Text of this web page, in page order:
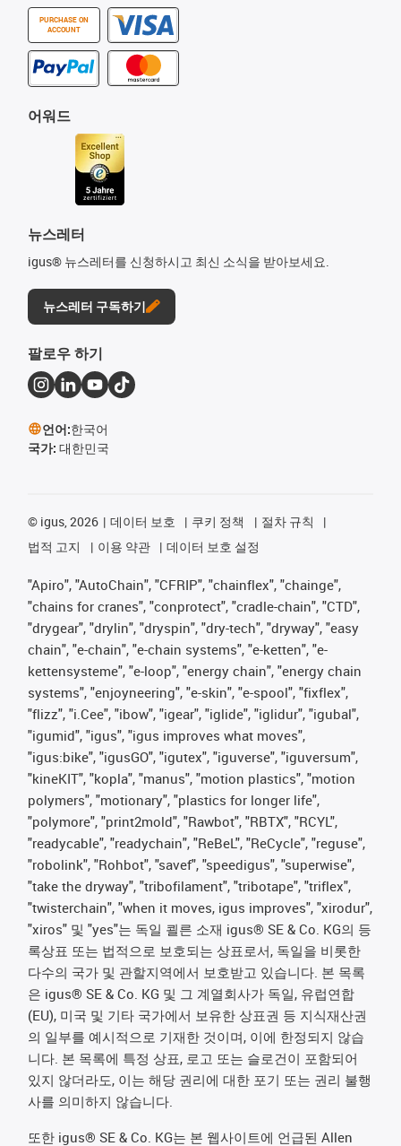
PURCHASE ON
ACCOUNT
어워드
뉴스레터
igus® 뉴스레터를 신청하시고 최신 소식을 받아보세요.
뉴스레터 구독하기
팔로우 하기
언어:한국어
국가: 대한민국
© igus, 2026 데이터 보호 쿠키 정책
절차 규칙
법적 고지
이용 약관 데이터 보호 설정
"Apiro", "AutoChain", "CFRIP", "chainflex", "chainge",
"chains for cranes", "conprotect", "cradle-chain", "CTD",
"drygear", "drylin", "dryspin", "dry-tech", "dryway", "easy
chain", "e-chain", "e-chain systems", "e-ketten", "e-
kettensysteme", "e-loop", "energy chain", "energy chain
systems", "enjoyneering", "e-skin", "e-spool", "fixflex",
"flizz", "i.Cee", "ibow", "igear", "iglide", "iglidur", "igubal",
"igumid", "igus", "igus improves what moves",
"igus:bike", "igusGO", "igutex", "iguverse", "iguversum",
"kineKIT", "kopla", "manus", "motion plastics", "motion
polymers", "motionary", "plastics for longer life",
"polymore", "print2mold", "Rawbot", "RBTX", "RCYL",
"readycable", "readychain", "ReBeL", "ReCycle", "reguse",
"robolink", "Rohbot", "savef", "speedigus", "superwise",
"take the dryway", "tribofilament", "tribotape", "triflex",
"twisterchain", "when it moves, igus improves", "xirodur",
"xiros" 및 "yes"는 독일 쾰른 소재 igus® SE & Co. KG의 등
록상표 또는 법적으로 보호되는 상표로서, 독일을 비롯한
다수의 국가 및 관할지역에서 보호받고 있습니다. 본 목록
은 igus® SE & Co. KG 및 그 계열회사가 독일, 유럽연합
(EU), 미국 및 기타 국가에서 보유한 상표권 등 지식재산권
의 일부를 예시적으로 기재한 것이며, 이에 한정되지 않습
니다. 본 목록에 특정 상표, 로고 또는 슬로건이 포함되어
있지 않더라도, 이는 해당 권리에 대한 포기 또는 권리 불행
사를 의미하지 않습니다.
또한 igus® SE & Co. KG는 본 웹사이트에 언급된 Allen